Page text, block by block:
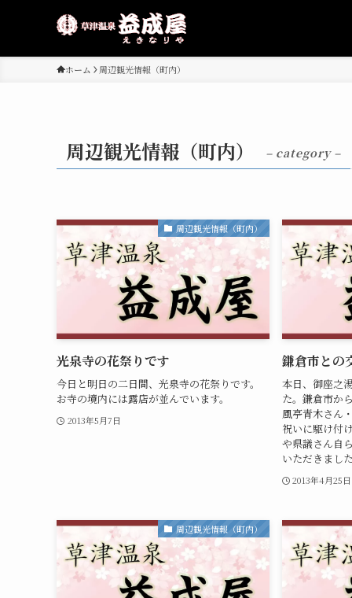
ホーム 周辺観光情報（町内）
周辺観光情報（町内） – category –
周辺観光情報（町内）
光泉寺の花祭りです
今日と明日の二日間、光泉寺の花祭りです。
お寺の境内には露店が並んでいます。
2013年5月7日
鎌倉市との
本日、御座之
た。鎌倉市か
風亭青木さん
祝いに駆け付
や県議さん自
いただきまし
2013年4月25日
周辺観光情報（町内）